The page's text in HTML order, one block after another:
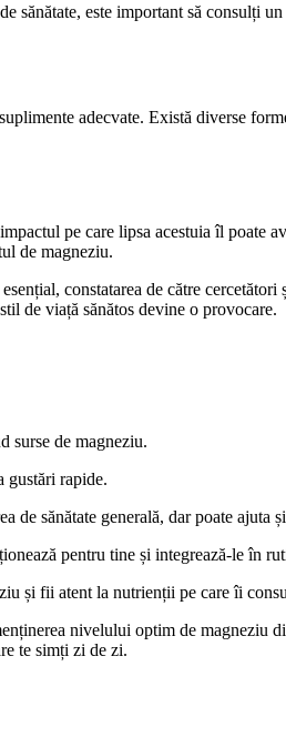
sănătate, este important să
adecvate. Există diverse
pe care lipsa acestuia îl poate
de magneziu.
constatarea de către
de viață sănătos devine o provocare.
surse de magneziu.
gustări rapide.
de sănătate generală, dar poate
pentru tine și integrează-le în
și fii atent la nutrienții pe care îi
nivelului optim de magneziu
te simți zi de zi.